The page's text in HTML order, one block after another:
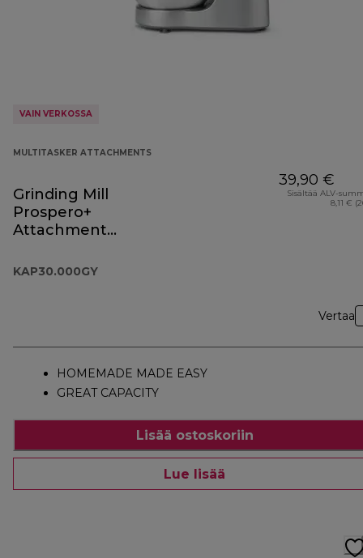
VAIN VERKOSSA
MULTITASKER ATTACHMENTS
Grinding Mill
Prospero+
Attachment
KAP30.000GY
39,90 €
Sisältää ALV-
8,11 €
Vertaa
HOMEMADE MADE EASY
GREAT CAPACITY
Lisää ostoskoriin
Lue lisää